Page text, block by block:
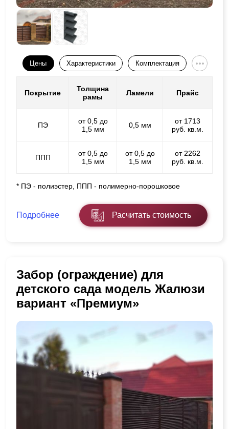
Цены Характеристики Комплектация
Покрытие
Толщина
рамы
Ламели Прайс
ПЭ
от 0,5 до
1,5 мм
0,5 мм
от 1713
руб. кв.м.
ППП
от 0,5 до
1,5 мм
от 0,5 до
1,5 мм
от 2262
руб. кв.м.
* ПЭ - полиэстер, ППП - полимерно-порошковое
Подробнее Расчитать стоимость
Забор (ограждение) для
детского сада модель Жалюзи
вариант «Премиум»